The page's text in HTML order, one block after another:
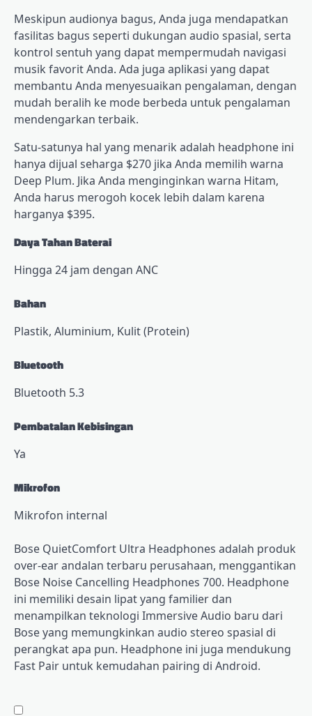
Meskipun audionya bagus, Anda juga mendapatkan
fasilitas bagus seperti dukungan audio spasial, serta
kontrol sentuh yang dapat mempermudah navigasi
musik favorit Anda. Ada juga aplikasi yang dapat
membantu Anda menyesuaikan pengalaman, dengan
mudah beralih ke mode berbeda untuk pengalaman
mendengarkan terbaik.
Satu-satunya hal yang menarik adalah headphone ini
hanya dijual seharga $270 jika Anda memilih warna
Deep Plum. Jika Anda menginginkan warna Hitam,
Anda harus merogoh kocek lebih dalam karena
harganya $395.
Daya Tahan Baterai
Hingga 24 jam dengan ANC
Bahan
Plastik, Aluminium, Kulit (Protein)
Bluetooth
Bluetooth 5.3
Pembatalan Kebisingan
Ya
Mikrofon
Mikrofon internal
Bose QuietComfort Ultra Headphones adalah produk
over-ear andalan terbaru perusahaan, menggantikan
Bose Noise Cancelling Headphones 700. Headphone
ini memiliki desain lipat yang familier dan
menampilkan teknologi Immersive Audio baru dari
Bose yang memungkinkan audio stereo spasial di
perangkat apa pun. Headphone ini juga mendukung
Fast Pair untuk kemudahan pairing di Android.